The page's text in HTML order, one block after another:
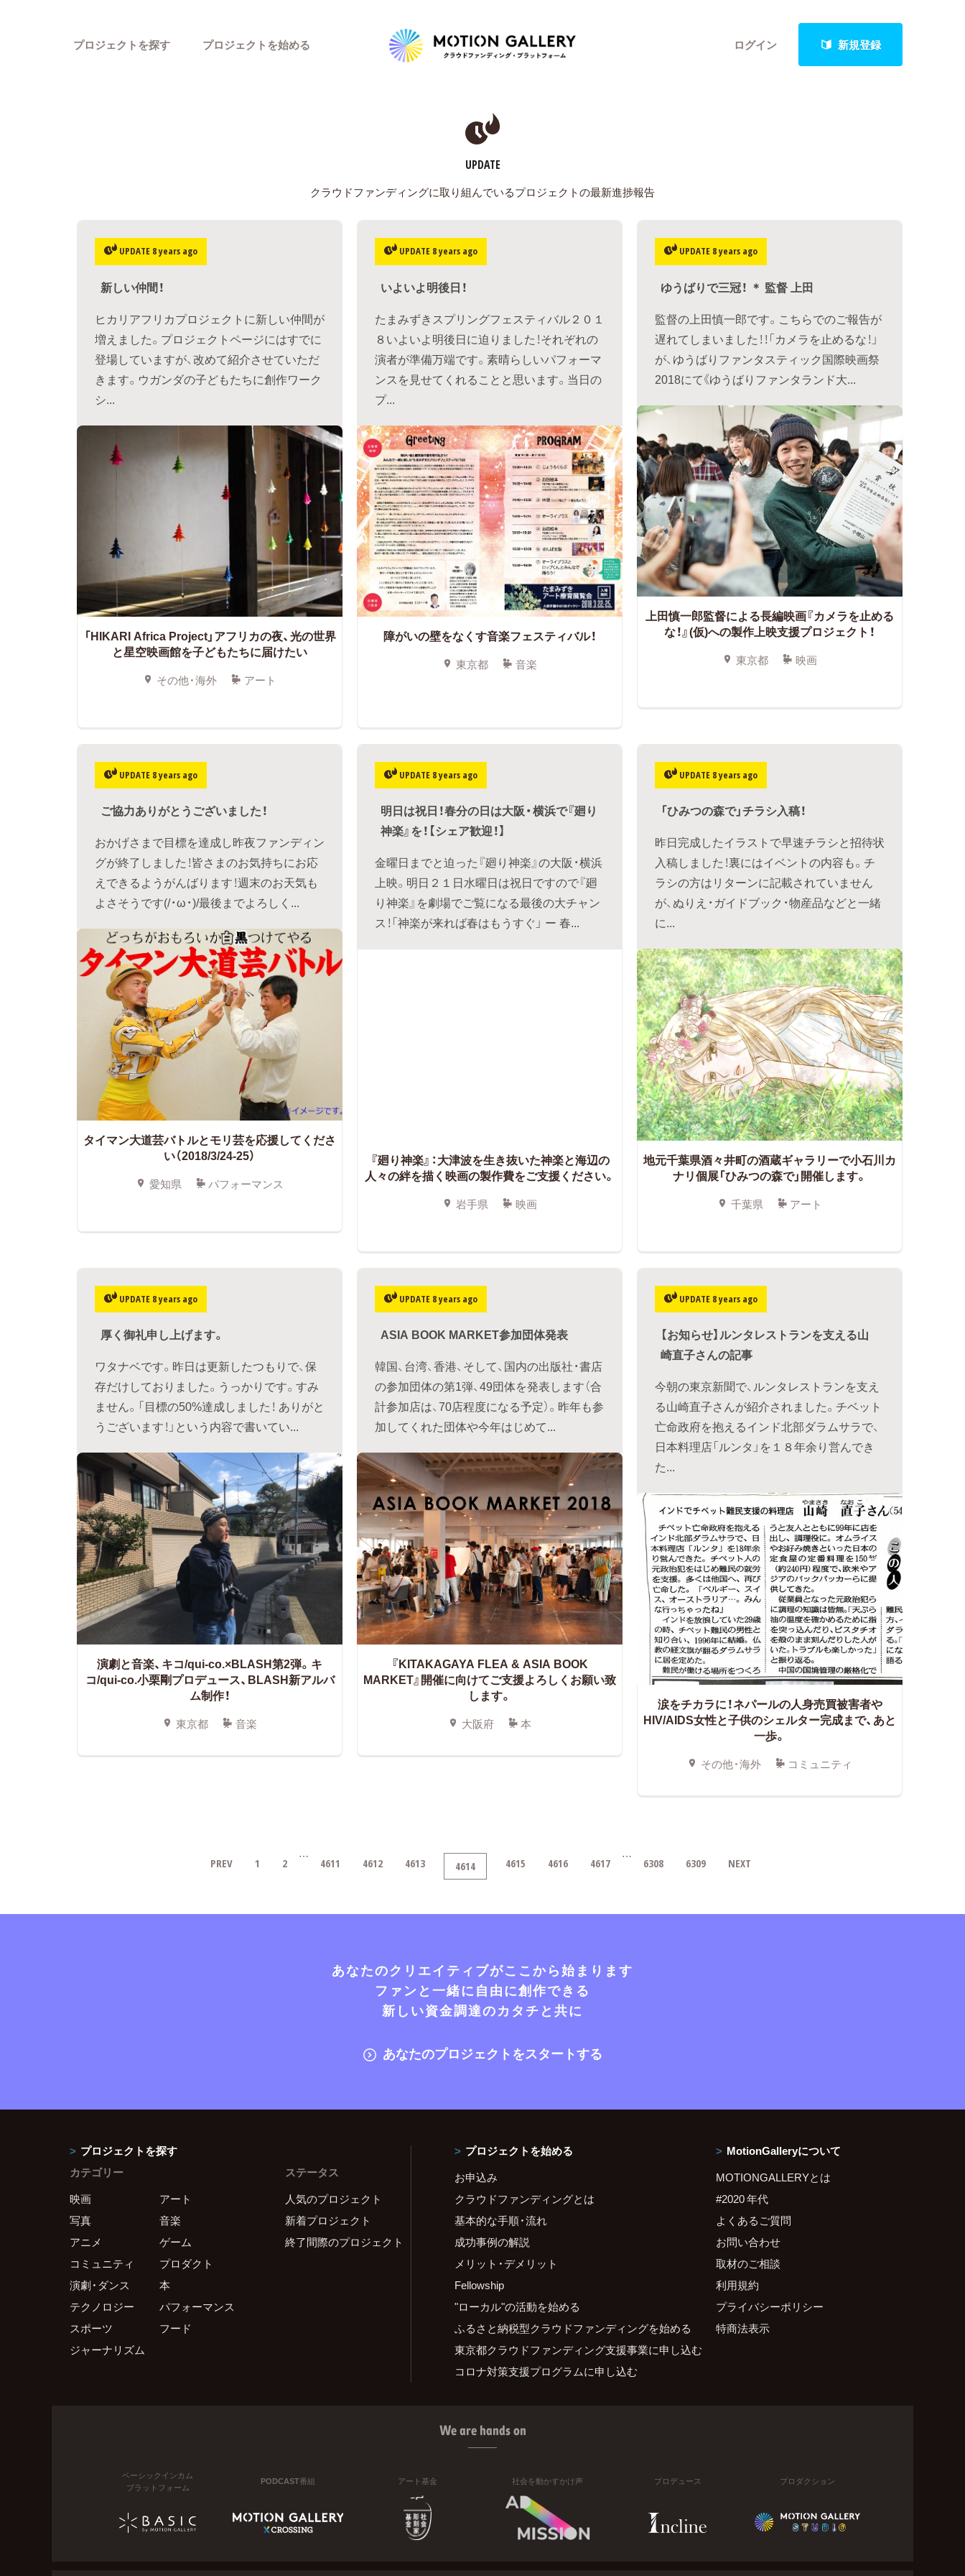
ログイン 新規登録
プロジェクトを探す
Highlight
新着プロジェクト
Feature
Legendary
プロジェクトを始める
UPDATE
クラウドファンディングに取り組んでいるプロジェクトの最新進捗報告
UPDATE 8 years ago
新しい仲間！
ヒカリアフリカプロジェクトに新しい仲間が
増えました。プロジェクトページにはすでに
登場していますが、改めて紹介させていただ
きます。ウガンダの子どもたちに創作ワーク
シ...
「HIKARI Africa Project」アフリカの夜、光の世界
と星空映画館を子どもたちに届けたい
その他・海外 アート
UPDATE 8 years ago
いよいよ明後日！
たまみずきスプリングフェスティバル２０１
８いよいよ明後日に迫りました！それぞれの
演者が準備万端です。素晴らしいパフォーマ
ンスを見せてくれることと思います。当日の
プ...
障がいの壁をなくす音楽フェスティバル！
東京都 音楽
UPDATE 8 years ago
ゆうばりで三冠！ ＊ 監督 上田
監督の上田慎一郎です。こちらでのご報告が
遅れてしまいました！！「カメラを止めるな！」
が、ゆうばりファンタスティック国際映画祭
2018にて《ゆうばりファンタランド大...
上田慎一郎監督による長編映画『カメラを止める
な！』(仮)への製作上映支援プロジェクト！
東京都 映画
UPDATE 8 years ago
ご協力ありがとうございました！
おかげさまで目標を達成し昨夜ファンディン
グが終了しました！皆さまのお気持ちにお応
えできるようがんばります！週末のお天気も
よさそうです(/・ω・)/最後までよろしく...
タイマン大道芸バトルとモリ芸を応援してくださ
い（2018/3/24-25）
愛知県 パフォーマンス
UPDATE 8 years ago
​明日は祝日！春分の日は大阪・横浜で『廻り
神楽』を！【シェア歓迎！】
金曜日までと迫った『廻り神楽』の大阪・横浜
上映。明日２１日水曜日は祝日ですので『廻
り神楽』を劇場でご覧になる最後の大チャン
ス！「神楽が来れば春はもうすぐ」 ー 春...
『廻り神楽』：大津波を生き抜いた神楽と海辺の
人々の絆を描く映画の製作費をご支援ください。
岩手県 映画
UPDATE 8 years ago
「ひみつの森で」チラシ入稿！
昨日完成したイラストで早速チラシと招待状
入稿しました！裏にはイベントの内容も。チ
ラシの方はリターンに記載されていません
が、ぬりえ・ガイドブック・物産品などと一緒
に...
地元千葉県酒々井町の酒蔵ギャラリーで小石川カ
ナリ個展「ひみつの森で」開催します。
千葉県 アート
UPDATE 8 years ago
厚く御礼申し上げます。
ワタナベです。昨日は更新したつもりで、保
存だけしておりました。うっかりです。すみ
ません。「目標の50%達成しました！ ありがと
うございます！」という内容で書いてい...
演劇と音楽、キコ/qui-co.×BLASH第2弾。キ
コ/qui-co.小栗剛プロデュース、BLASH新アルバ
ム制作！
東京都 音楽
UPDATE 8 years ago
ASIA BOOK MARKET参加団体発表
韓国、台湾、香港、そして、国内の出版社・書店
の参加団体の第1弾、49団体を発表します（合
計参加店は、70店程度になる予定）。昨年も参
加してくれた団体や今年はじめて...
『KITAKAGAYA FLEA & ASIA BOOK
MARKET』開催に向けてご支援よろしくお願い致
します。
大阪府 本
UPDATE 8 years ago
【お知らせ】ルンタレストランを支える山
崎直子さんの記事
今朝の東京新聞で、ルンタレストランを支え
る山崎直子さんが紹介されました。チベット
亡命政府を抱えるインド北部ダラムサラで、
日本料理店「ルンタ」を１８年余り営んでき
た...
涙をチカラに！ネパールの人身売買被害者や
HIV/AIDS女性と子供のシェルター完成まで、あと
一歩。
その他・海外 コミュニティ
PREV 1 2 … 4611 4612 4613 4614 4615 4616 4617 … 6308 6309 NEXT
あなたのクリエイティブがここから始まります
ファンと一緒に自由に創作できる
新しい資金調達のカタチと共に
あなたのプロジェクトをスタートする
プロジェクトを探す
カテゴリー
映画
アート
写真
音楽
アニメ
ゲーム
コミュニティ
プロダクト
演劇・ダンス
本
テクノロジー
パフォーマンス
スポーツ
フード
ジャーナリズム
ステータス
人気のプロジェクト
新着プロジェクト
終了間際のプロジェクト
プロジェクトを始める
お申込み
クラウドファンディングとは
基本的な手順・流れ
成功事例の解説
メリット・デメリット
Fellowship
"ローカル"の活動を始める
ふるさと納税型クラウドファンディングを始める
東京都クラウドファンディング支援事業に申し込む
コロナ対策支援プログラムに申し込む
MotionGalleryについて
MOTIONGALLERYとは
#2020 年代
よくあるご質問
お問い合わせ
取材のご相談
利用規約
プライバシーポリシー
特商法表示
We are hands on
ベーシックインカム
プラットフォーム
PODCAST番組 アート基金 社会を動かすかけ声 プロデュース プロダクション